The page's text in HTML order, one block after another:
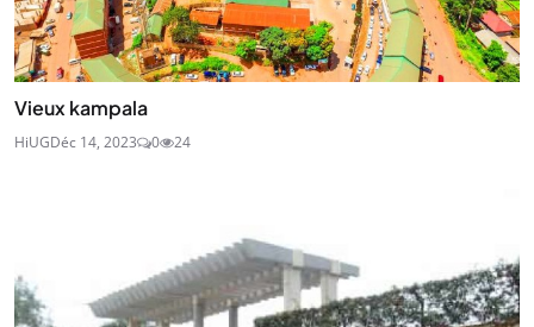
Vieux kampala
HiUGDéc 14, 2023 0 24